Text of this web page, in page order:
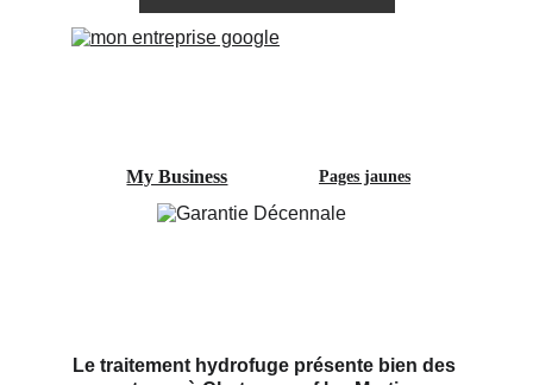
My Business Pages jaunes
Le traitement hydrofuge présente bien des